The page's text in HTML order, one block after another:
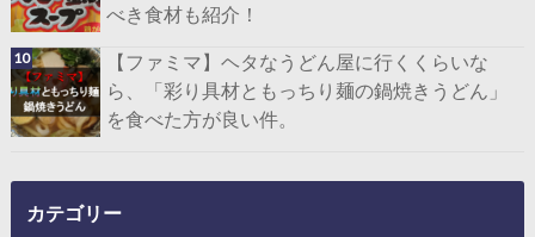
べき食材も紹介！
【ファミマ】ヘタなうどん屋に行くくらいな
ら、「彩り具材ともっちり麺の鍋焼きうどん」
を食べた方が良い件。
カテゴリー